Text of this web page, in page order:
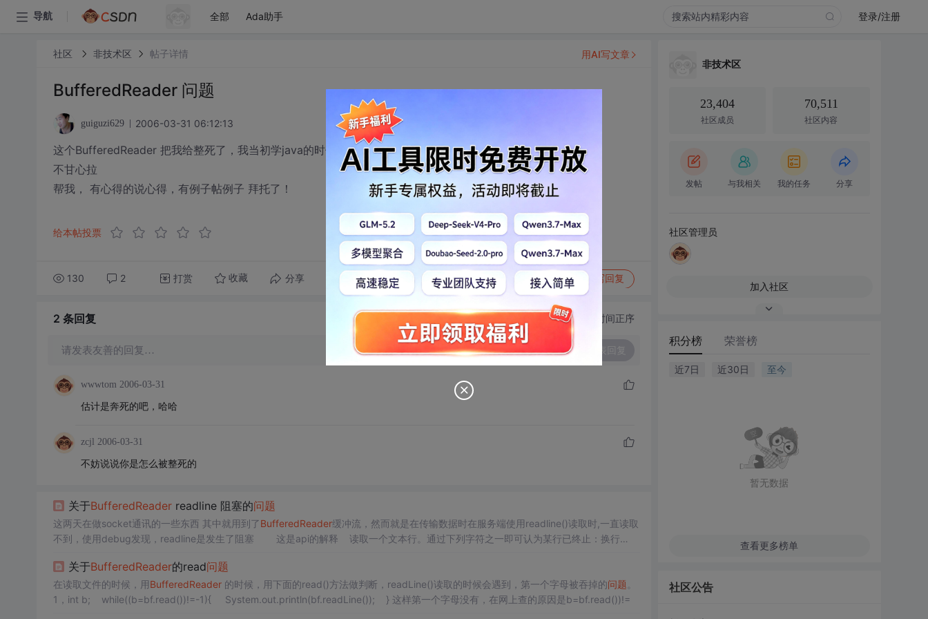
导航 全部 Ada助手 登录/注册
社区 非技术区 帖子详情
BufferedReader 问题
guiguzi629 2006-03-31 06:12:13
这个BufferedReader 把我给整死了，我当初学java的时候栽在他手中，今天面试我有栽在它手中
不甘心拉
帮我， 有心得的说心得，有例子帖例子 拜托了！
给本帖投票
130 2 打赏 收藏 分享 转发到动态 举报 写回复
用AI写文章
2 条回复 切换为时间正序
请发表友善的回复…
wwwtom 2006-03-31
估计是奔死的吧，哈哈
zcjl 2006-03-31
不妨说说你是怎么被整死的
关于BufferedReaderreadline 阻塞的问题
这两天在做socket通讯的一些东西 其中就用到了BufferedReader缓冲流，然而就是在传输数据时在服务端使用readline()读取时,一直读取
不到，使用debug发现，readline是发生了阻塞 这是api的解释 读取一个文本行。通过下列字符之一即可认为某行已终止：换行
关于BufferedReader的read问题
在读取文件的时候，用BufferedReader的时候，用下面的read()方法做判断，readLine()读取的时候会遇到，第一个字母被吞掉的问题
1，int b; while((b=bf.read())!=-1){ System.out.println(bf.readLine()); } 这样第一个字母没有，在网上查的原因是b=bf.read())!=
非技术区
23,404
社区成员
70,511
社区内容
发帖 与我相关 我的任务 分享
社区管理员
加入社区
积分榜 荣誉榜
近7日 近30日 至今
暂无数据
查看更多榜单
社区公告